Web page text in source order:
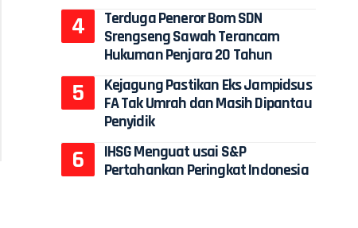
Terduga Peneror Bom SDN
Srengseng Sawah Terancam
Hukuman Penjara 20 Tahun
Kejagung Pastikan Eks Jampidsus
FA Tak Umrah dan Masih Dipantau
Penyidik
IHSG Menguat usai S&P
Pertahankan Peringkat Indonesia